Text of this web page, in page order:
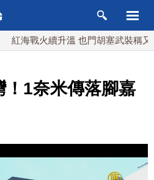
戰火續升溫 也門胡塞武裝稱又襲擊
！1奈米傳落腳嘉